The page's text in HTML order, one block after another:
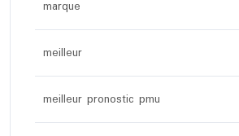
marque
meilleur
meilleur pronostic pmu